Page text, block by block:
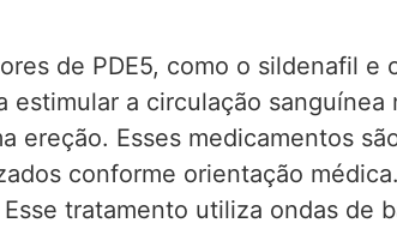
de PDE5, como o sildenafil e
a circulação sanguínea
ereção. Esses medicamentos
conforme orientação médica.
Esse tratamento utiliza ondas de